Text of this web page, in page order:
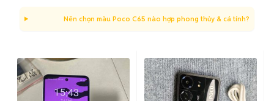
Nên chọn màu Poco C65 nào hợp phong thủy & cá tính?